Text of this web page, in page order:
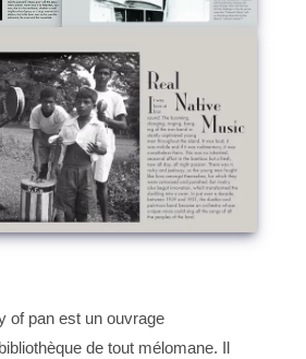
of pan est un ouvrage
de tout mélomane. Il